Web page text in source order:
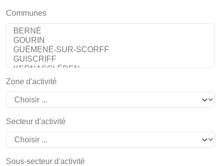
Communes
Zone d'activité
Secteur d'activité
Sous-secteur d'activité